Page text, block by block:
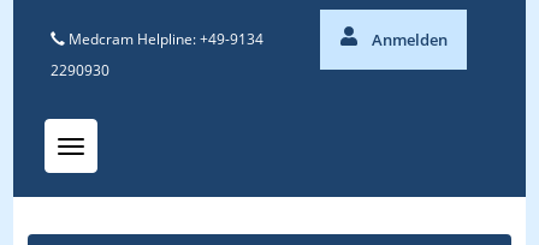
Medcram Helpline: +49-9134
2290930
Anmelden
Toggle navigation